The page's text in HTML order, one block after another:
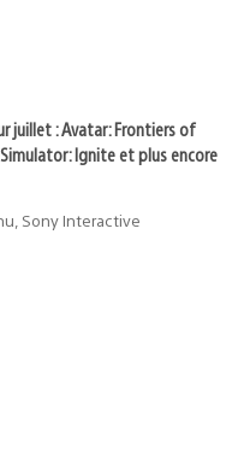
juillet : Avatar: Frontiers of
Ignite et plus encore
Sony Interactive